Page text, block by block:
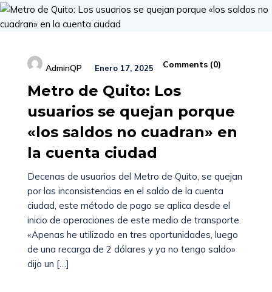
AdminQP Enero 17, 2025 Comments (0)
Metro de Quito: Los
usuarios se quejan porque
«los saldos no cuadran» en
la cuenta ciudad
Decenas de usuarios del Metro de Quito, se quejan
por las inconsistencias en el saldo de la cuenta
ciudad, este método de pago se aplica desde el
inicio de operaciones de este medio de transporte.
«Apenas he utilizado en tres oportunidades, luego
de una recarga de 2 dólares y ya no tengo saldo»
dijo un […]